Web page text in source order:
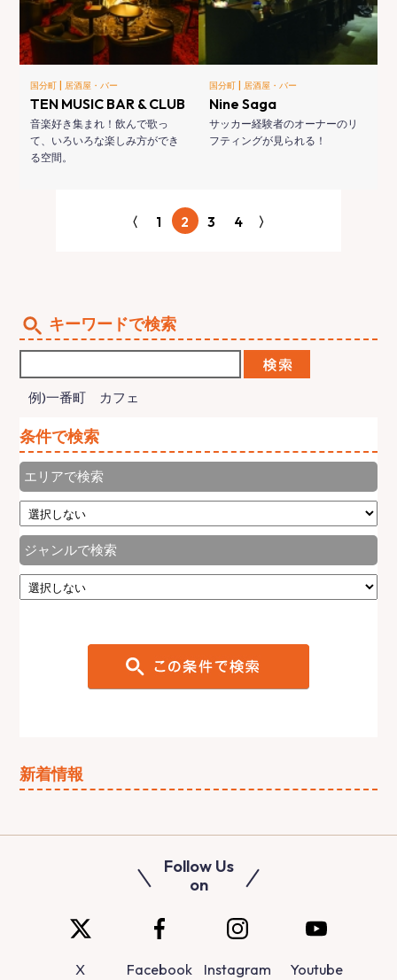
国分町 | 居酒屋・バー
TEN MUSIC BAR & CLUB
音楽好き集まれ！飲んで歌っ
て、いろいろな楽しみ方ができ
る空間。
国分町 | 居酒屋・バー
Nine Saga
サッカー経験者のオーナーのリ
フティングが見られる！
〈 1 2 3 4 〉
キーワードで検索
例)一番町 カフェ
条件で検索
エリアで検索
ジャンルで検索
新着情報
Follow Us
on
X Facebook Instagram Youtube